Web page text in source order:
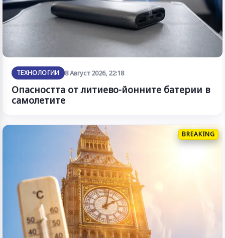
ТЕХНОЛОГИИ 8 Август 2026, 22:18
Опасността от литиево-йонните батерии в
самолетите
BREAKING